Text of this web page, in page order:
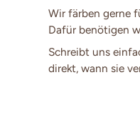
Wir färben gerne
Dafür benötigen
Schreibt uns
direkt, wann sie